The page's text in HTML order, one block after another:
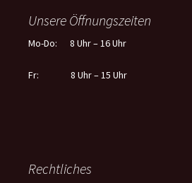
Unsere Öffnungszeiten
Mo-Do: 8 Uhr – 16 Uhr
Fr: 8 Uhr – 15 Uhr
Rechtliches